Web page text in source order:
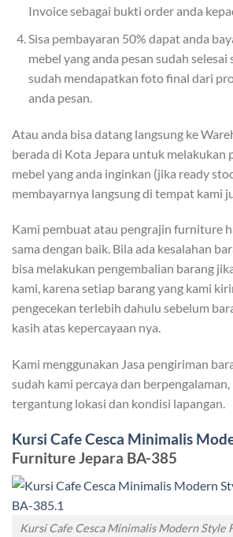
Invoice sebagai bukti order anda
Sisa pembayaran 50% dapat anda
mebel yang anda pesan sudah
sudah mendapatkan foto final dari
anda pesan.
Atau anda bisa datang langsung ke
berada di Kota Jepara untuk melakukan
mebel yang anda inginkan (jika ready
membayarnya langsung di tempat kami
Kami pembuat atau pengrajin furniture
sama dengan baik. Bila ada kesalahan
bisa melakukan pengembalian barang
kami, karena setiap barang yang kami
pengecekan terlebih dahulu sebelum
kasih atas kepercayaan nya.
Kami menggunakan Jasa pengiriman
sudah kami percaya dan
tergantung lokasi dan kondisi lapangan.
Kursi Cafe Cesca Minimalis
Furniture Jepara BA-385
Kursi Cafe Cesca Minimalis Modern Style